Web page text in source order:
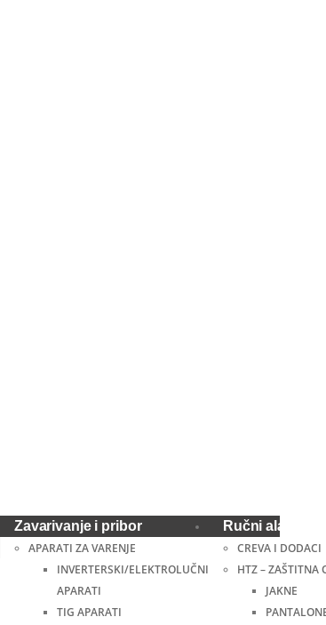
Zavarivanje i pribor
APARATI ZA VARENJE
INVERTERSKI/ELEKTROLUČNI
APARATI
TIG APARATI
Ručni alat i
CREVA I DODACI
HTZ – ZAŠTITNA
JAKNE